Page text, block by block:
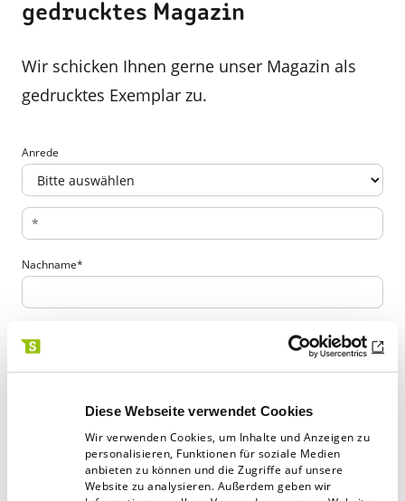
Diese Webseite verwendet Cookies
Wir verwenden Cookies, um Inhalte und Anzeigen zu
personalisieren, Funktionen für soziale Medien
anbieten zu können und die Zugriffe auf unsere
Website zu analysieren. Außerdem geben wir
gedrucktes Magazin
Wir schicken Ihnen gerne unser Magazin als
gedrucktes Exemplar zu.
Anrede
Nachname*